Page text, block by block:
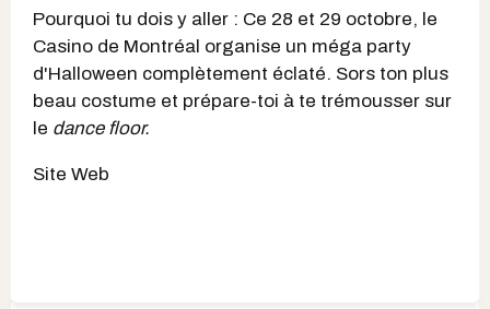
Pourquoi tu dois y aller : Ce 28 et 29 octobre, le
Casino de Montréal organise un méga party
d'Halloween complètement éclaté. Sors ton plus
beau costume et prépare-toi à te trémousser sur
le dance floor.
Site Web